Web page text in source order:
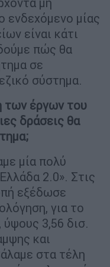
ενδεχόμενο μίας
είναι κάτι
πώς θα
σε
σύστημα.
των έργων του
δράσεις θα
μία πολύ
2.0». Στις
εξέδωσε
για το
3,56 δισ.
και
στα τέλη